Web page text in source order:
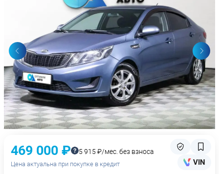
469 000 ₽ 5 915 ₽/мес. без взноса
Цена актуальна при покупке в кредит VIN